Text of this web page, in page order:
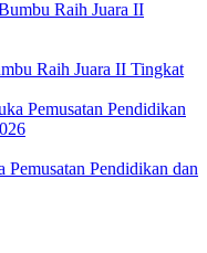
Raih Juara II Tingkat
Pendidikan dan